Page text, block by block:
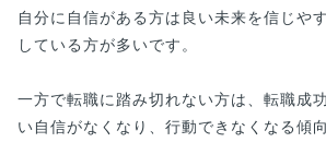
自分に自信がある方は良い未来を信じや
している方が多いです。
一方で転職に踏み切れない方は、転職成
い自信がなくなり、行動できなくなる傾